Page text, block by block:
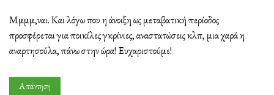
Μμμμ,ναι. Και λόγω που η άνοιξη ως μεταβατική περίοδος
προσφέρεται για ποικίλες γκρίνιες, αναστατώσεις κλπ, μια χαρά η
αναρτησούλα, πάνω στην ώρα! Ευχαριστούμε!
Απάντηση